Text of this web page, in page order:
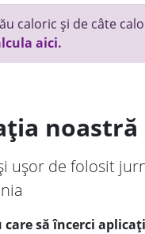
caloric și de câte
aici.
ușor de folosit
să încerci